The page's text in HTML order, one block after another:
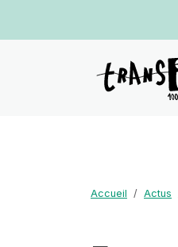
Accueil Actus